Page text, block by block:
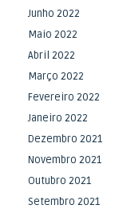
Junho 2022
Maio 2022
Abril 2022
Março 2022
Fevereiro 2022
Janeiro 2022
Dezembro 2021
Novembro 2021
Outubro 2021
Setembro 2021